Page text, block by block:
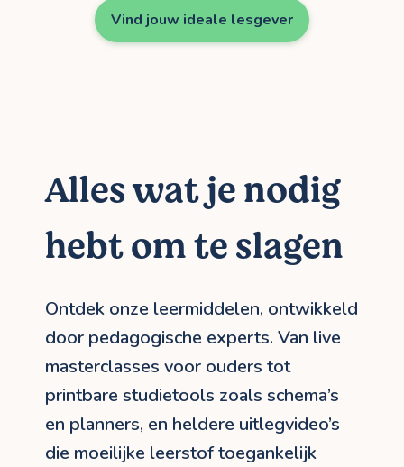
Vind jouw ideale lesgever
Alles wat je nodig
hebt om te slagen
Ontdek onze leermiddelen, ontwikkeld
door pedagogische experts. Van live
masterclasses voor ouders tot
printbare studietools zoals schema’s
en planners, en heldere uitlegvideo’s
die moeilijke leerstof toegankelijk